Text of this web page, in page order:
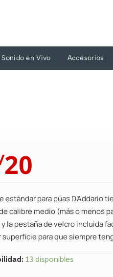
Sonido en Vivo Accesorios
22.
20
es:
S/20.
estándar para púas D’Addario
calibre medio (más o menos
la pestaña de velcro incluida
para que siempre
13 disponibles